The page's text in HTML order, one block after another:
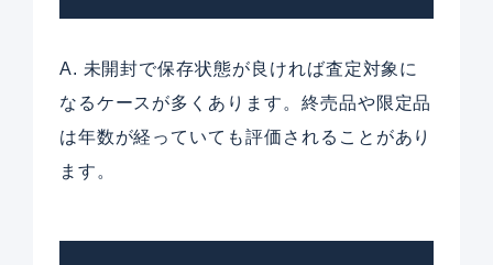
A. 未開封で保存状態が良ければ査定対象に
なるケースが多くあります。終売品や限定品
は年数が経っていても評価されることがあり
ます。